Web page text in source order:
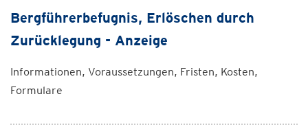
Bergführerbefugnis, Erlöschen durch
Zurücklegung - Anzeige
Informationen, Voraussetzungen, Fristen, Kosten,
Formulare